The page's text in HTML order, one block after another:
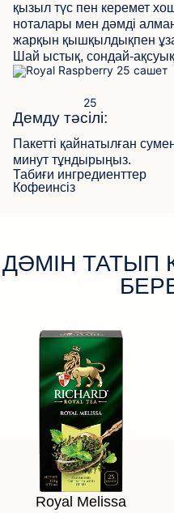
қызыл түс пен керемет
ноталары мен дәмді
жарқын қышқылдықпен
Шай ыстық, сондай-
Демду тәсілі:
Пакетті қайнатылған
минут тұндырыңыз.
Табиғи ингредиенттер
Кофеинсіз
ДӘМІН ТАТЫП
Royal Melissa
КЕРІ